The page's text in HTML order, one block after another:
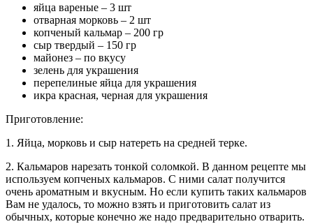
яйца вареные – 3 шт
отварная морковь – 2 шт
копченый кальмар – 200 гр
сыр твердый – 150 гр
майонез – по вкусу
зелень для украшения
перепелиные яйца для украшения
икра красная, черная для украшения
Приготовление:
1. Яйца, морковь и сыр натереть на средней терке.
2. Кальмаров нарезать тонкой соломкой. В данном рецепте мы
используем копченых кальмаров. С ними салат получится
очень ароматным и вкусным. Но если купить таких кальмаров
Вам не удалось, то можно взять и приготовить салат из
обычных, которые конечно же надо предварительно отварить.